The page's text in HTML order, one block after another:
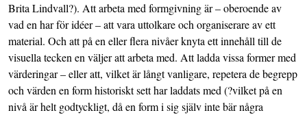
Brita Lindvall?). Att arbeta med formgivning är – oberoende av
vad en har för idéer – att vara uttolkare och organiserare av ett
material. Och att på en eller flera nivåer knyta ett innehåll till de
visuella tecken en väljer att arbeta med. Att ladda vissa former med
värderingar – eller att, vilket är långt vanligare, repetera de begrepp
och värden en form historiskt sett har laddats med (?vilket på en
nivå är helt godtyckligt, då en form i sig själv inte bär några